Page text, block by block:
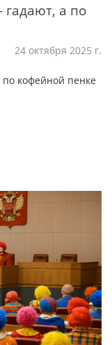
а по
24 октября 2025 г.
кофейной пенке